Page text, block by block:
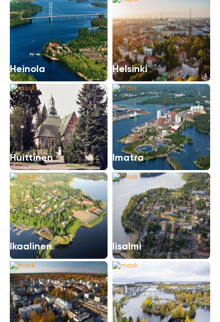
Heinola Helsinki
Huittinen Imatra
Ikaalinen Iisalmi